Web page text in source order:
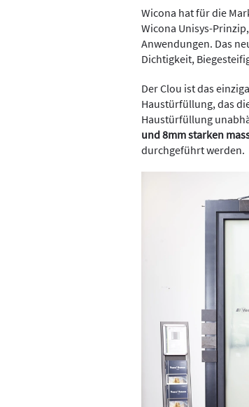
Wicona hat für die
Wicona Unisys-
Anwendungen. Das
Dichtigkeit,
Der Clou ist das
Haustürfüllung, das
Haustürfüllung
und 8mm starken
durchgeführt werden.